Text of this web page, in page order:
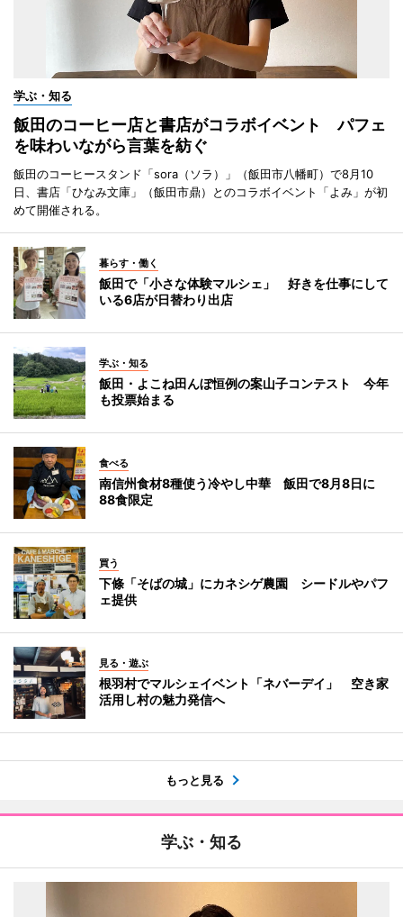
学ぶ・知る
飯田のコーヒー店と書店がコラボイベント パフェ
を味わいながら言葉を紡ぐ
飯田のコーヒースタンド「sora（ソラ）」（飯田市八幡町）で8月10
日、書店「ひなみ文庫」（飯田市鼎）とのコラボイベント「よみ」が初
めて開催される。
暮らす・働く
飯田で「小さな体験マルシェ」 好きを仕事にして
いる6店が日替わり出店
学ぶ・知る
飯田・よこね田んぼ恒例の案山子コンテスト 今年
も投票始まる
食べる
南信州食材8種使う冷やし中華 飯田で8月8日に
88食限定
買う
下條「そばの城」にカネシゲ農園 シードルやパフ
ェ提供
見る・遊ぶ
根羽村でマルシェイベント「ネバーデイ」 空き家
活用し村の魅力発信へ
もっと見る
学ぶ・知る